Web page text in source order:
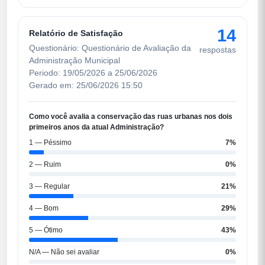
Relatório de Satisfação
Questionário: Questionário de Avaliação da
Administração Municipal
Periodo: 19/05/2026 a 25/06/2026
Gerado em: 25/06/2026 15:50
14
respostas
Como você avalia a conservação das ruas urbanas nos dois
primeiros anos da atual Administração?
1 — Péssimo
7%
2 — Ruim 0%
3 — Regular 21%
4 — Bom 29%
5 — Ótimo 43%
N/A — Não sei avaliar 0%